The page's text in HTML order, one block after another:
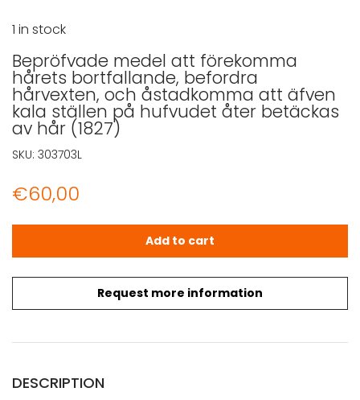
Bepröfvade medel att förekomma
hårets bortfallande, befordra
hårvexten, och åstadkomma att äfven
kala ställen på hufvudet åter betäckas
av hår (1827)
€60,00
Request more information
1 in stock
Bepröfvade medel att förekomma hårets
Add to cart
SKU: 303703L
DESCRIPTION